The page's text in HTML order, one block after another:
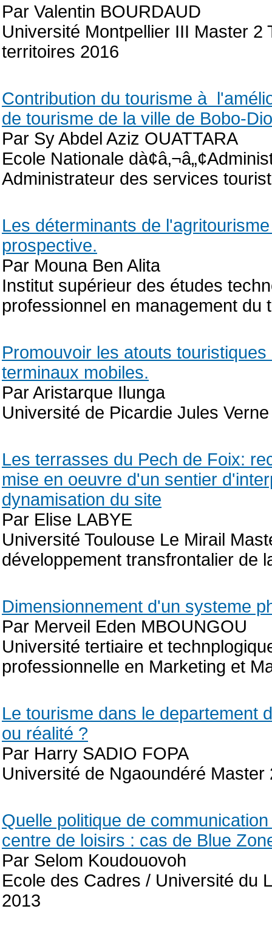
Par Valentin BOURDAUD
Université Montpellier III Master
territoires 2016
Contribution du tourisme à
de tourisme de la ville de Bobo-
Par Sy Abdel Aziz OUATTARA
Ecole Nationale
Administrateur des services
Les déterminants de
prospective.
Par Mouna Ben Alita
Institut supérieur des études
professionnel en management du
Promouvoir les atouts
terminaux mobiles.
Par Aristarque Ilunga
Université de Picardie Jules
Les terrasses du Pech de Foix:
mise en oeuvre d'un sentier
dynamisation du site
Par Elise LABYE
Université Toulouse Le Mirail
développement transfrontalier de
Dimensionnement d'un systeme
Par Merveil Eden MBOUNGOU
Université tertiaire et
professionnelle en Marketing et
Le tourisme dans le departement
ou réalité ?
Par Harry SADIO FOPA
Université de Ngaoundéré Master
Quelle politique de
centre de loisirs : cas de Blue
Par Selom Koudouovoh
Ecole des Cadres / Université du
2013